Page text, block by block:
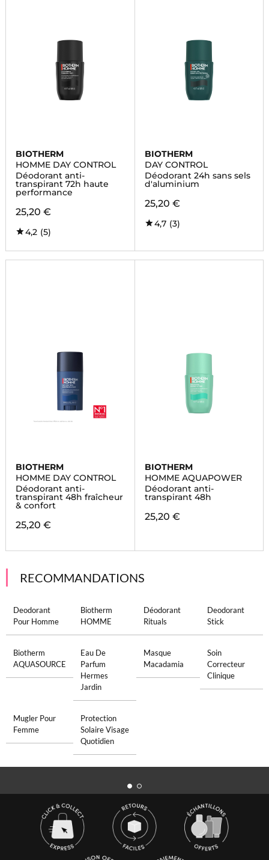
BIOTHERM
HOMME DAY CONTROL
Déodorant anti-
transpirant 72h haute
performance
25,20 €
4,2 (5)
BIOTHERM
DAY CONTROL
Déodorant 24h sans sels
d'aluminium
25,20 €
4,7 (3)
BIOTHERM
HOMME DAY CONTROL
Déodorant anti-
transpirant 48h fraîcheur
& confort
25,20 €
BIOTHERM
HOMME AQUAPOWER
Déodorant anti-
transpirant 48h
25,20 €
RECOMMANDATIONS
Deodorant
Pour Homme
Biotherm
HOMME
Déodorant
Rituals
Deodorant
Stick
Biotherm
AQUASOURCE
Eau De
Parfum
Hermes
Jardin
Masque
Macadamia
Soin
Correcteur
Clinique
Mugler Pour
Femme
Protection
Solaire Visage
Quotidien